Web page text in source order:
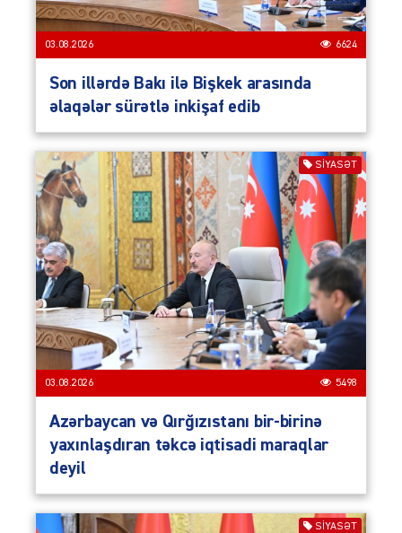
03.08.2026 6624
Son illərdə Bakı ilə Bişkek arasında
əlaqələr sürətlə inkişaf edib
SIYASƏT
03.08.2026 5498
Azərbaycan və Qırğızıstanı bir-birinə
yaxınlaşdıran təkcə iqtisadi maraqlar
deyil
SIYASƏT